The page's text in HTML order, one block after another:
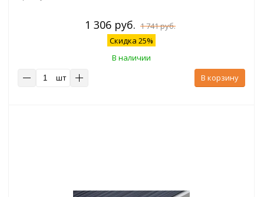
1 306 руб. 1 741 руб.
Скидка 25%
В наличии
шт
В корзину